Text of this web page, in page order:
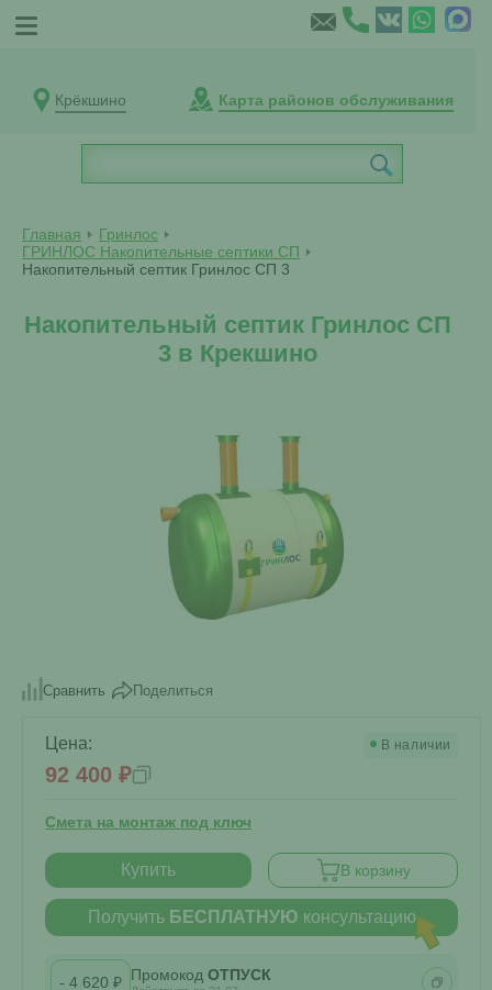
Крёкшино Карта районов обслуживания
Главная
Гринлос
ГРИНЛОС Накопительные септики СП
Накопительный септик Гринлос СП 3
Накопительный септик Гринлос СП
3 в Крекшино
Сравнить Поделиться
Цена: В наличии
92 400 ₽
Смета на монтаж под ключ
Купить В корзину
Получить БЕСПЛАТНУЮ консультацию
- 4 620 ₽ Промокод ОТПУСК